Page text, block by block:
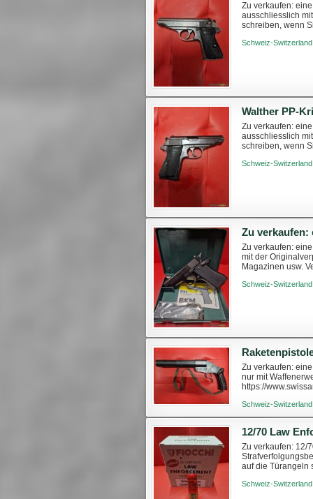
Zu verkaufen:
ausschliesslich
schreiben, wenn
Schweiz-
Zu verkaufen:
ausschliesslich
schreiben, wenn
Schweiz-
Zu verkaufen:
mit der
Magazinen usw.
Schweiz-
Zu verkaufen:
nur mit
https://
Schweiz-
Zu verkaufen: 12/
auf die Türangeln
Schweiz-